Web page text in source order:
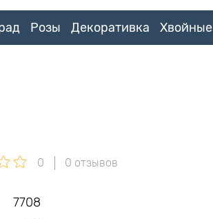
Розы Декоративка Хвойные
0 0 отзывов
7708